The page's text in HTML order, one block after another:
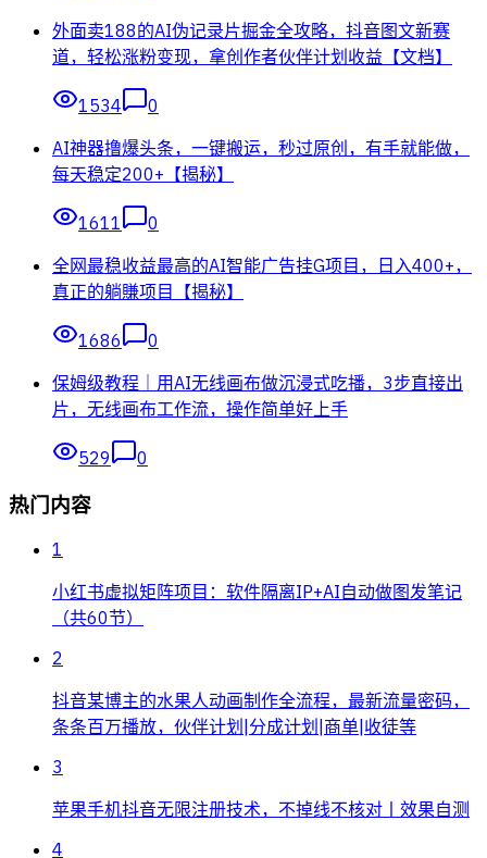
外面卖188的AI伪记录片掘金全攻略，抖音图文新赛
道，轻松涨粉变现，拿创作者伙伴计划收益【文档】
1534
0
AI神器撸爆头条，一键搬运，秒过原创，有手就能做，
每天稳定200+【揭秘】
1611
0
全网最稳收益最高的AI智能广告挂G项目，日入400+，
真正的躺賺项目【揭秘】
1686
0
保姆级教程｜用AI无线画布做沉浸式吃播，3步直接出
片，无线画布工作流，操作简单好上手
529 0
热门内容
1
小红书虚拟矩阵项目：软件隔离IP+AI自动做图发笔记
（共60节）
2
抖音某博主的水果人动画制作全流程，最新流量密码，
条条百万播放，伙伴计划|分成计划|商单|收徒等
3
苹果手机抖音无限注册技术，不掉线不核对丨效果自测
4